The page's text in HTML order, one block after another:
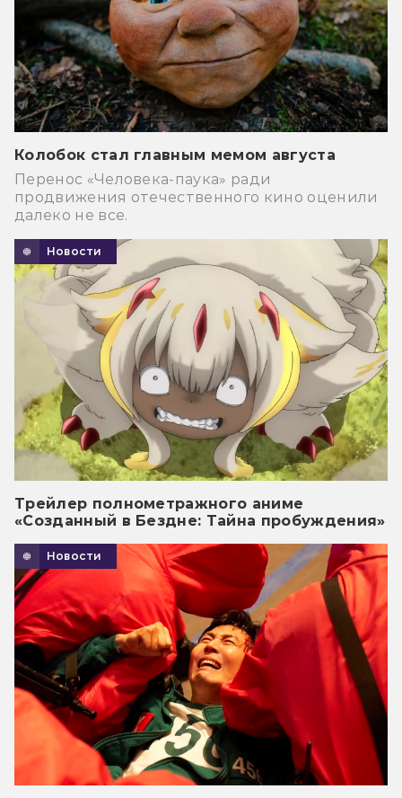
Колобок стал главным мемом августа
Перенос «Человека-паука» ради
продвижения отечественного кино оценили
далеко не все.
Новости
Трейлер полнометражного аниме
«Созданный в Бездне: Тайна пробуждения»
Новости